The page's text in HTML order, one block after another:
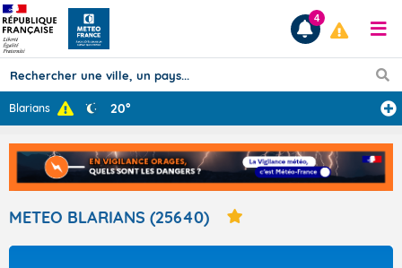
Prévisions
TOUS LES RÉSULTATS
Articles
4
Blarians 20°
METEO BLARIANS (25640)